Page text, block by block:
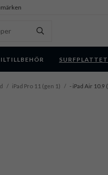
/ iPad Pro 11 (gen 1) / - iPad Air 10.9